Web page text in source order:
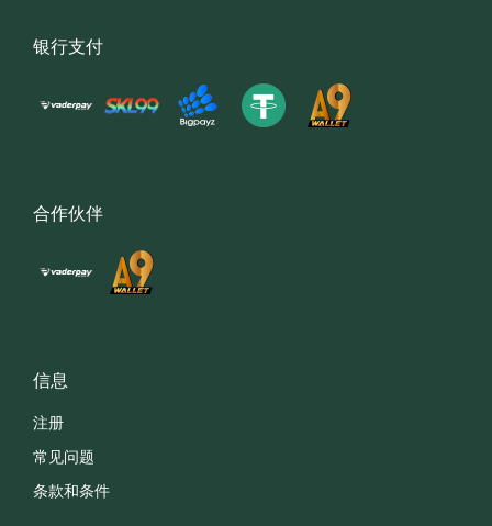
银行支付
合作伙伴
信息
注册
常见问题
条款和条件